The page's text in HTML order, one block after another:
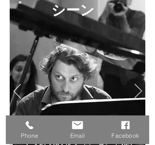
シーン
インスピレーションを得た、深
くて折衷的なヴィンセントは、
Phone Email Facebook